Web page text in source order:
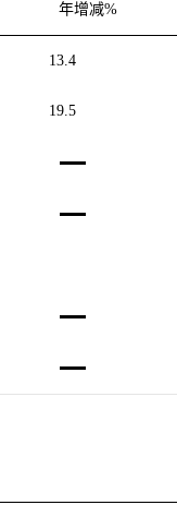
年增减%
13.4
19.5